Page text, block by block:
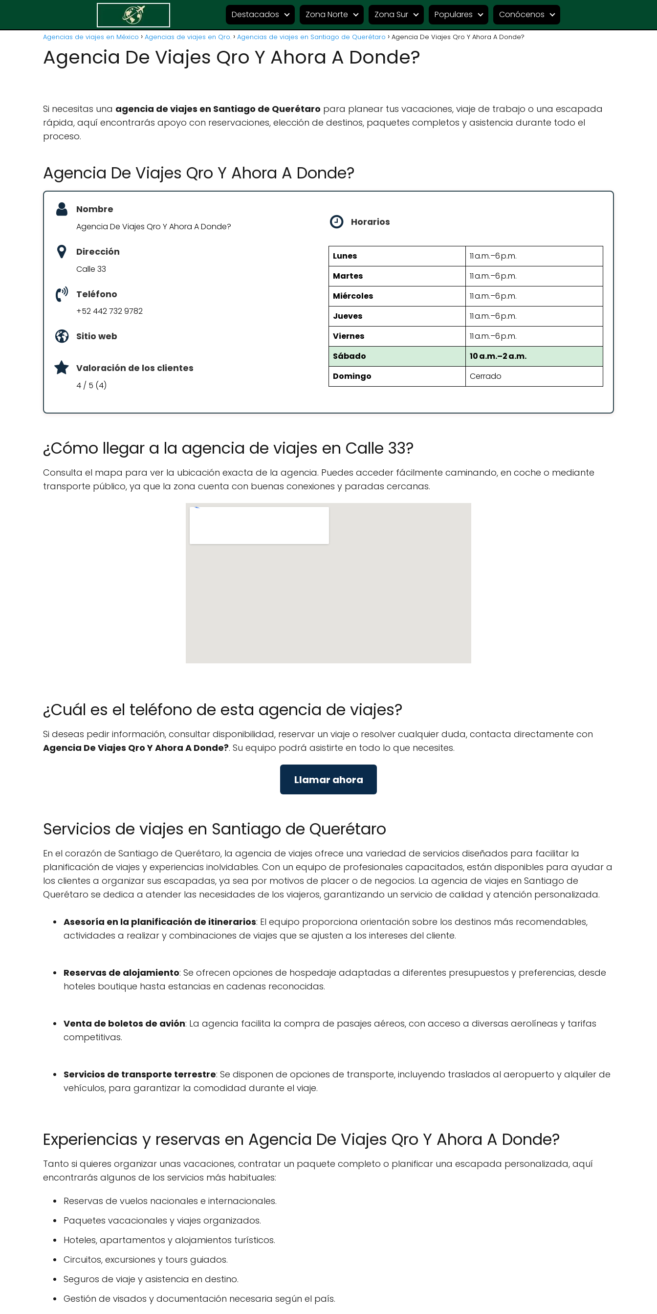
Destacados Zona Norte Zona Sur Populares Conócenos
Agencias de viajes en México Agencias de viajes en Qro. Agencias de viajes en Santiago de Querétaro Agencia De Viajes Qro Y Ahora A Donde?
Agencia De Viajes Qro Y Ahora A Donde?
Si necesitas una agencia de viajes en Santiago de Querétaro para planear tus vacaciones, viaje de trabajo o una escapada
rápida, aquí encontrarás apoyo con reservaciones, elección de destinos, paquetes completos y asistencia durante todo el
proceso.
Agencia De Viajes Qro Y Ahora A Donde?
Nombre
Agencia De Viajes Qro Y Ahora A Donde?
Dirección
Calle 33
Teléfono
+52 442 732 9782
Sitio web
Valoración de los clientes
4 / 5 (4)
Horarios
Lunes
11 a.m.–6 p.m.
Martes
11 a.m.–6 p.m.
Miércoles
11 a.m.–6 p.m.
Jueves
11 a.m.–6 p.m.
Viernes
11 a.m.–6 p.m.
Sábado
10 a.m.–2 a.m.
Domingo
Cerrado
¿Cómo llegar a la agencia de viajes en Calle 33?
Consulta el mapa para ver la ubicación exacta de la agencia. Puedes acceder fácilmente caminando, en coche o mediante
transporte público, ya que la zona cuenta con buenas conexiones y paradas cercanas.
¿Cuál es el teléfono de esta agencia de viajes?
Si deseas pedir información, consultar disponibilidad, reservar un viaje o resolver cualquier duda, contacta directamente con
Agencia De Viajes Qro Y Ahora A Donde?. Su equipo podrá asistirte en todo lo que necesites.
Llamar ahora
Servicios de viajes en Santiago de Querétaro
En el corazón de Santiago de Querétaro, la agencia de viajes ofrece una variedad de servicios diseñados para facilitar la
planificación de viajes y experiencias inolvidables. Con un equipo de profesionales capacitados, están disponibles para ayudar a
los clientes a organizar sus escapadas, ya sea por motivos de placer o de negocios. La agencia de viajes en Santiago de
Querétaro se dedica a atender las necesidades de los viajeros, garantizando un servicio de calidad y atención personalizada.
Asesoría en la planificación de itinerarios: El equipo proporciona orientación sobre los destinos más recomendables,
actividades a realizar y combinaciones de viajes que se ajusten a los intereses del cliente.
Reservas de alojamiento: Se ofrecen opciones de hospedaje adaptadas a diferentes presupuestos y preferencias, desde
hoteles boutique hasta estancias en cadenas reconocidas.
Venta de boletos de avión: La agencia facilita la compra de pasajes aéreos, con acceso a diversas aerolíneas y tarifas
competitivas.
Servicios de transporte terrestre: Se disponen de opciones de transporte, incluyendo traslados al aeropuerto y alquiler de
vehículos, para garantizar la comodidad durante el viaje.
Experiencias y reservas en Agencia De Viajes Qro Y Ahora A Donde?
Tanto si quieres organizar unas vacaciones, contratar un paquete completo o planificar una escapada personalizada, aquí
encontrarás algunos de los servicios más habituales:
Reservas de vuelos nacionales e internacionales.
Paquetes vacacionales y viajes organizados.
Hoteles, apartamentos y alojamientos turísticos.
Circuitos, excursiones y tours guiados.
Seguros de viaje y asistencia en destino.
Gestión de visados y documentación necesaria según el país.